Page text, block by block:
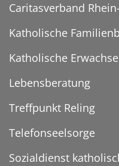
Caritasverband
Katholische
Katholische
Lebensberatung
Treffpunkt Reling
Telefonseelsorge
Sozialdienst